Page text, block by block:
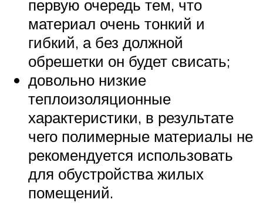
первую очередь тем, что
материал очень тонкий и
гибкий, а без должной
обрешетки он будет свисать;
довольно низкие
теплоизоляционные
характеристики, в результате
чего полимерные материалы не
рекомендуется использовать
для обустройства жилых
помещений.